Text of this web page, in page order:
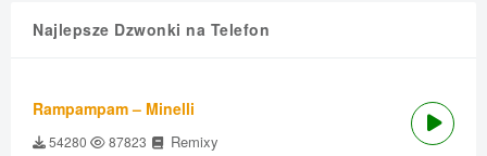
Najlepsze Dzwonki na Telefon
Rampampam – Minelli
54280 87823 Remixy